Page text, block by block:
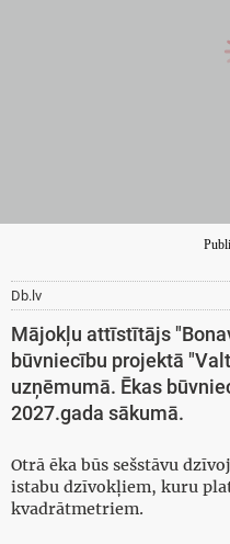
Db.lv
Mājokļu attīstītājs
būvniecību projektā
uzņēmumā. Ēkas
2027.gada sākumā.
Otrā ēka būs sešstāvu
istabu dzīvokļiem, kuru
kvadrātmetriem.